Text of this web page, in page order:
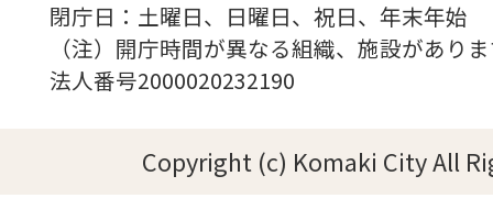
閉庁日：土曜日、日曜日、祝日、年末年始
（注）開庁時間が異なる組織、施設があり
法人番号2000020232190
Copyright (c) Komaki City All